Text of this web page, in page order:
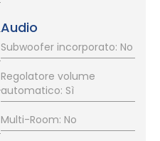
Audio
Subwoofer incorporato: No
Regolatore volume
automatico: Sì
Multi-Room: No